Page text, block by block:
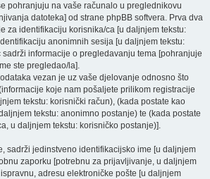
pohranjuju na vaše računalo u preglednikovu
datoteka] od strane phpBB softvera. Prva dva
za identifikaciju korisnika/ca [u daljnjem tekstu:
anonimnih sesija [u daljnjem tekstu:
sadrži informacije o pregledavanju tema [pohranjuje
ste pregledao/la].
vezan je uz vaše djelovanje odnosno što
koje nam pošaljete prilikom registracije
tekstu: korisnički račun), (kada postate kao
tekstu: anonimno postanje) te (kada postate
u daljnjem tekstu: korisničko postanje)].
sadrži jedinstveno identifikacijsko ime [u daljnjem
zaporku [potrebnu za prijavljivanje, u daljnjem
adresu elektroničke pošte [u daljnjem